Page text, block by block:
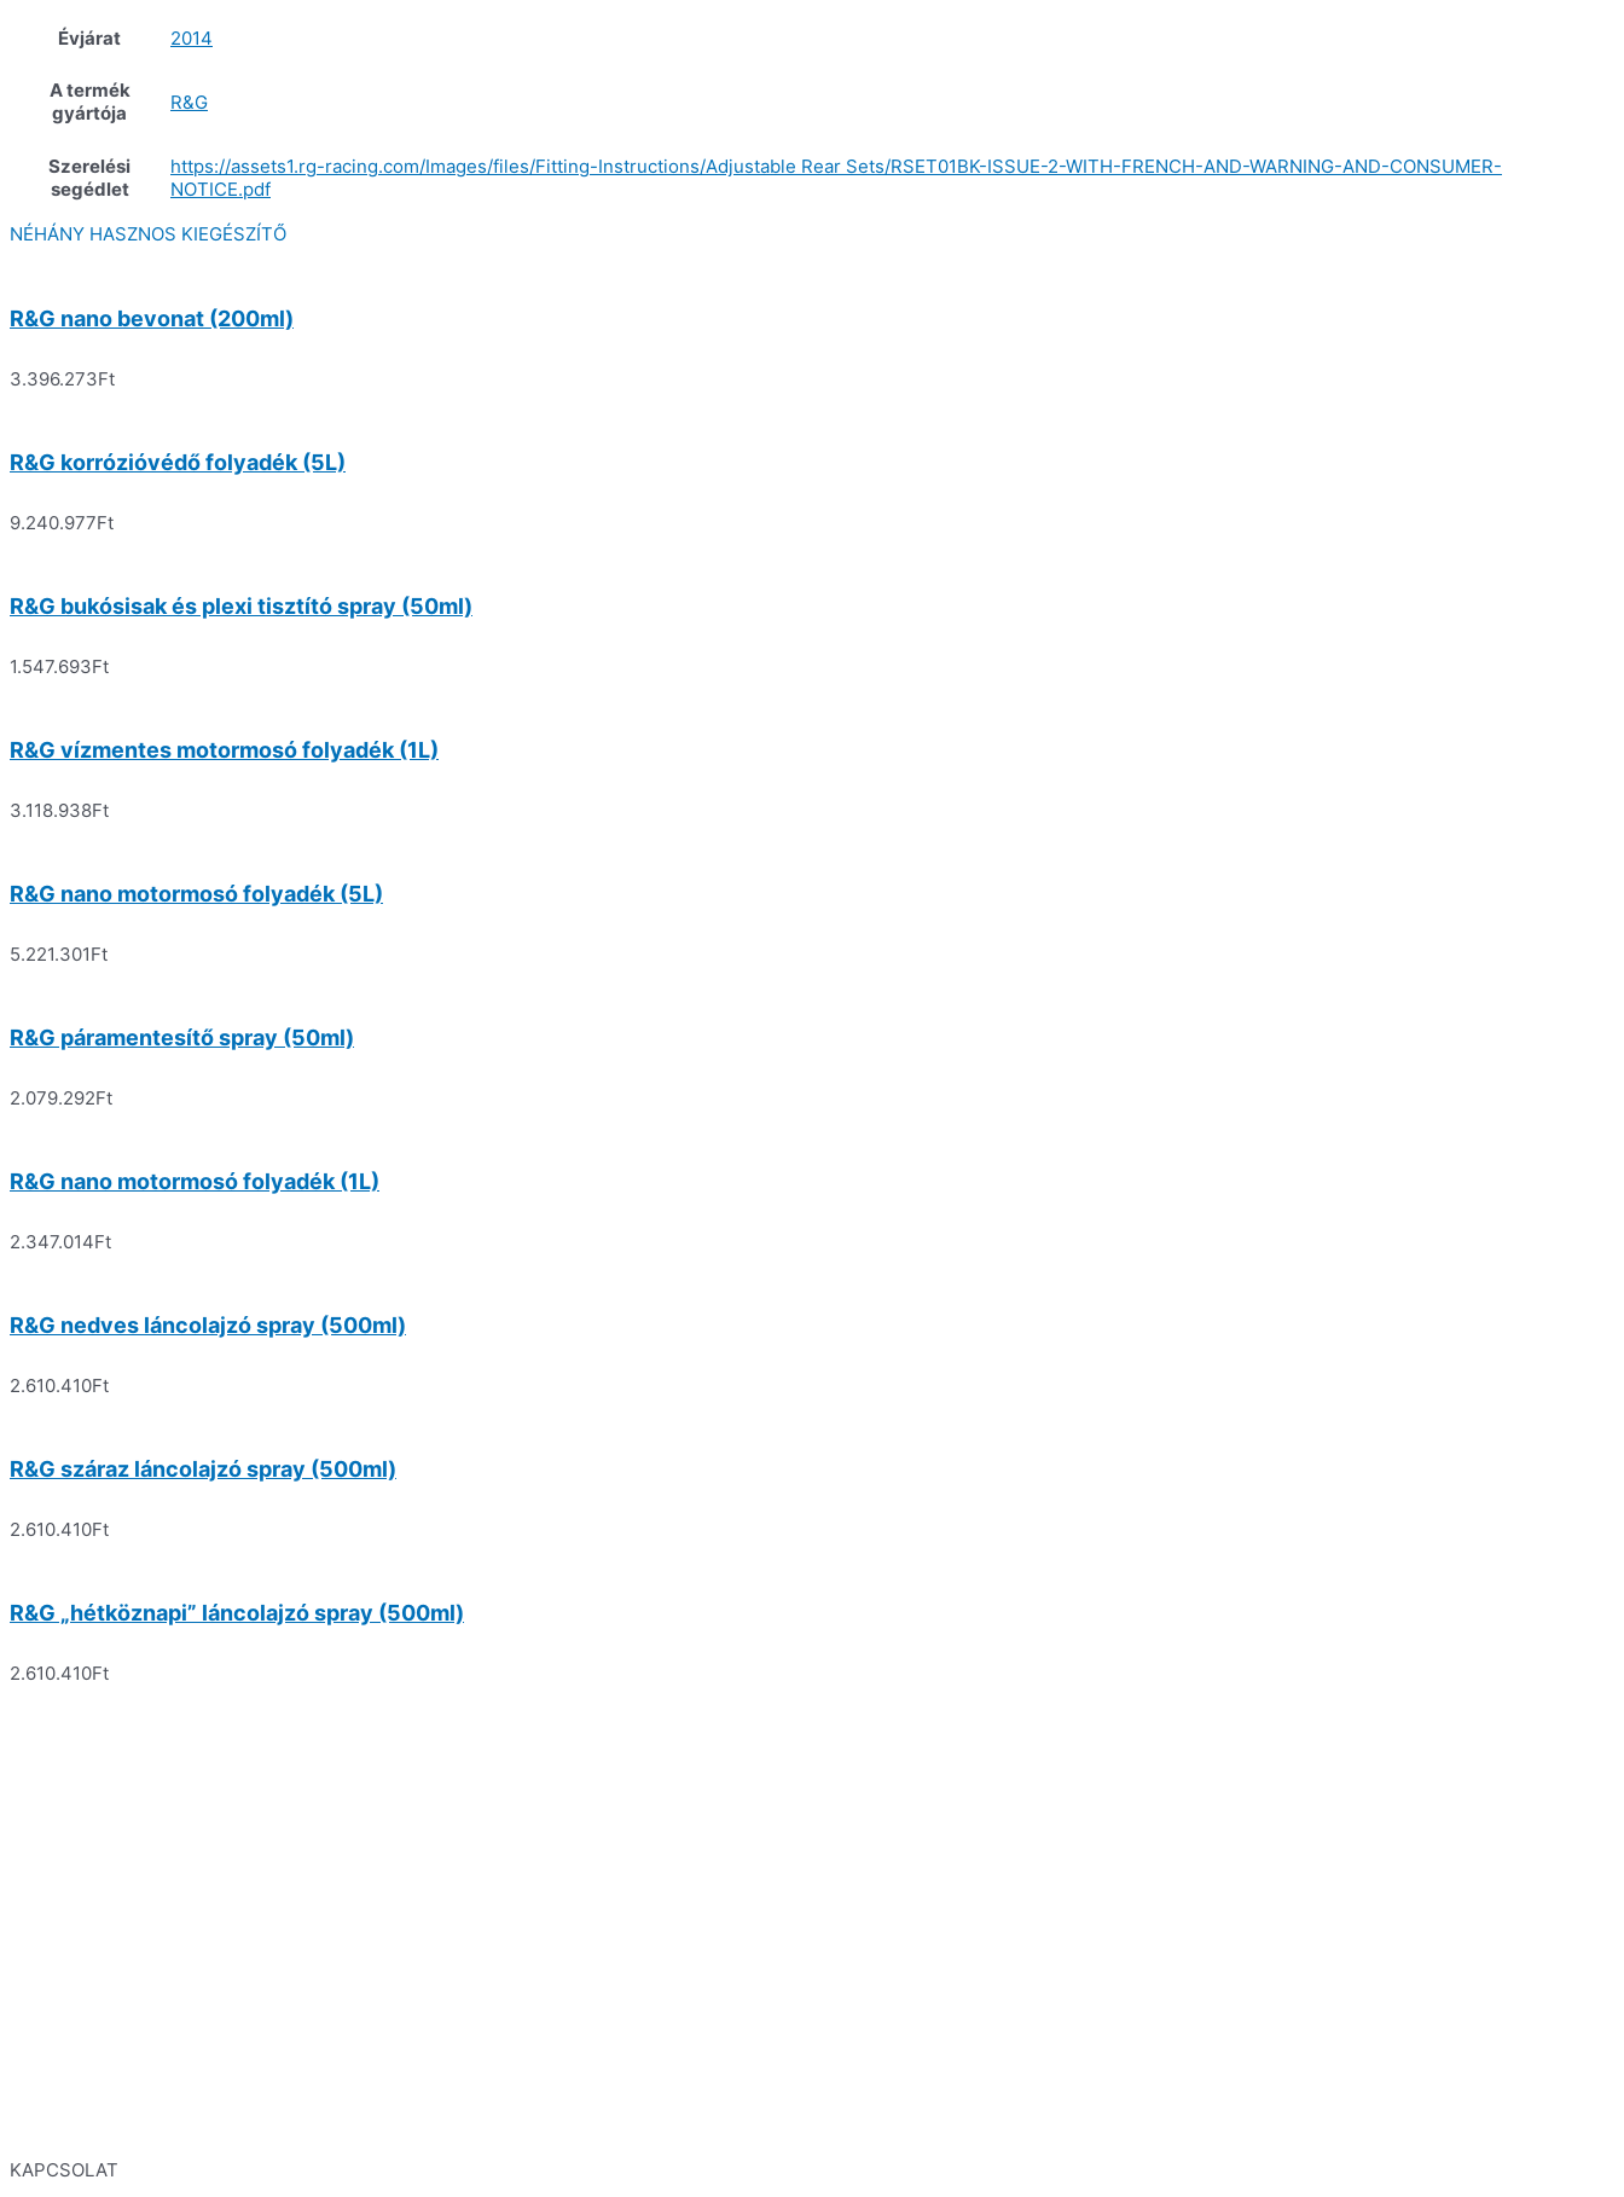
Évjárat 2014
A termék
gyártója
R&G
Szerelési
segédlet
https://assets1.rg-racing.com/Images/files/Fitting-Instructions/Adjustable Rear Sets/RSET01BK-ISSUE-2-WITH-FRENCH-AND-WARNING-AND-CONSUMER-
NOTICE.pdf
NÉHÁNY HASZNOS KIEGÉSZÍTŐ
R&G nano bevonat (200ml)
3.396.273Ft
R&G korrózióvédő folyadék (5L)
9.240.977Ft
R&G bukósisak és plexi tisztító spray (50ml)
1.547.693Ft
R&G vízmentes motormosó folyadék (1L)
3.118.938Ft
R&G nano motormosó folyadék (5L)
5.221.301Ft
R&G páramentesítő spray (50ml)
2.079.292Ft
R&G nano motormosó folyadék (1L)
2.347.014Ft
R&G nedves láncolajzó spray (500ml)
2.610.410Ft
R&G száraz láncolajzó spray (500ml)
2.610.410Ft
R&G „hétköznapi” láncolajzó spray (500ml)
2.610.410Ft
KAPCSOLAT